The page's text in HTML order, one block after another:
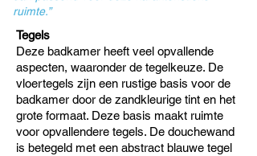
ruimte.”
Tegels
Deze badkamer heeft veel opvallende
aspecten, waaronder de tegelkeuze. De
vloertegels zijn een rustige basis voor de
badkamer door de zandkleurige tint en het
grote formaat. Deze basis maakt ruimte
voor opvallendere tegels. De douchewand
is betegeld met een abstract blauwe tegel